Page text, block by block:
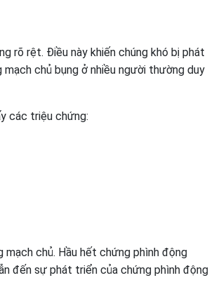
rõ rệt. Điều này khiến chúng khó bị phát
chủ bụng ở nhiều người thường duy
các triệu chứng:
chủ. Hầu hết chứng phình động
đến sự phát triển của chứng phình động